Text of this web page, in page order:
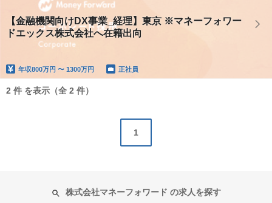
【金融機関向けDX事業_経理】東京 ※マネーフォワー
ドエックス株式会社へ在籍出向
年収800万円 〜 1300万円 正社員
2 件 を表示（全 2 件）
1
株式会社マネーフォワード の求人を探す